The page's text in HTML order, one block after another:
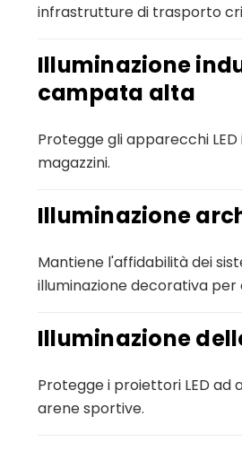
infrastrutture di trasporto
Illuminazione
campata alta
Protegge gli apparecchi
magazzini.
Illuminazione
Mantiene l'affidabilità dei
illuminazione decorativa per
Illuminazione
Protegge i proiettori LED ad
arene sportive.